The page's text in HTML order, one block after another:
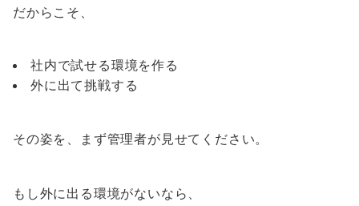
だからこそ、
社内で試せる環境を作る
外に出て挑戦する
その姿を、まず管理者が見せてください。
もし外に出る環境がないなら、